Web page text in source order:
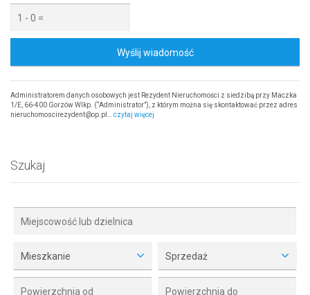
Wyślij wiadomość
Administratorem danych osobowych jest Rezydent Nieruchomości z siedzibą przy Maczka
1/E, 66-400 Gorzów Wlkp. (“Administrator”), z którym można się skontaktować przez adres
nieruchomoscirezydent@op.pl… czytaj więcej
Szukaj
Mieszkanie Sprzedaż